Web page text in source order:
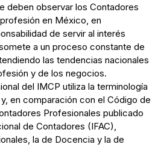
deben observar los Contadores
en México, en
de servir al interés
a un proceso constante de
las tendencias nacionales
y de los negocios.
del IMCP utiliza la terminología
en comparación con el Código de
Profesionales publicado
de Contadores (IFAC),
la de Docencia y la de